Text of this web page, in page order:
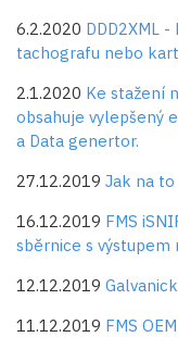
6.2.2020 DDD2XML
tachografu nebo
2.1.2020 Ke stažení
obsahuje vylepšený
a Data genertor.
27.12.2019 Jak na
16.12.2019 FMS
sběrnice s výstupem
12.12.2019
11.12.2019 FMS